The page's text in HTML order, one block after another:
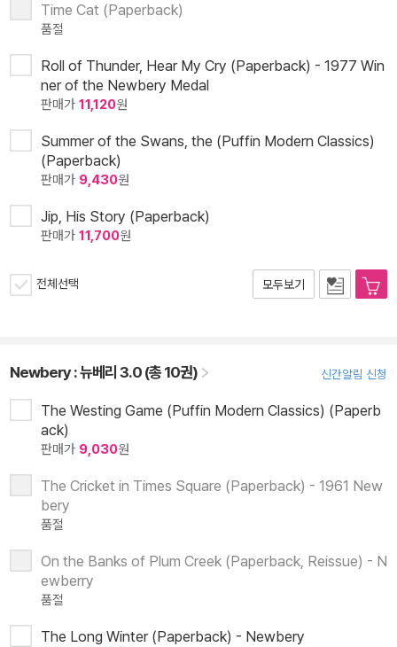
Time Cat (Paperback)
품절
Roll of Thunder, Hear My Cry (Paperback) - 1977 Win
ner of the Newbery Medal
판매가 11,120원
Summer of the Swans, the (Puffin Modern Classics)
(Paperback)
판매가 9,430원
Jip, His Story (Paperback)
판매가 11,700원
전체선택 모두보기
Newbery : 뉴베리 3.0 (총 10권) 신간알림 신청
The Westing Game (Puffin Modern Classics) (Paperb
ack)
판매가 9,030원
The Cricket in Times Square (Paperback) - 1961 New
bery
품절
On the Banks of Plum Creek (Paperback, Reissue) - N
ewberry
품절
The Long Winter (Paperback) - Newbery